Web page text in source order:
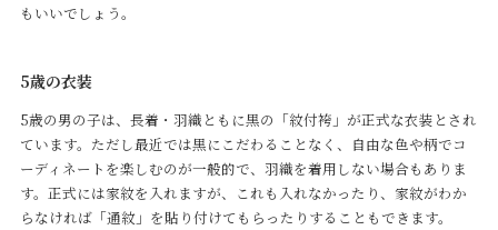
もいいでしょう。
5歳の衣装
5歳の男の子は、長着・羽織ともに黒の「紋付袴」が正式な衣装とされ
ています。ただし最近では黒にこだわることなく、自由な色や柄でコ
ーディネートを楽しむのが一般的で、羽織を着用しない場合もありま
す。正式には家紋を入れますが、これも入れなかったり、家紋がわか
らなければ「通紋」を貼り付けてもらったりすることもできます。